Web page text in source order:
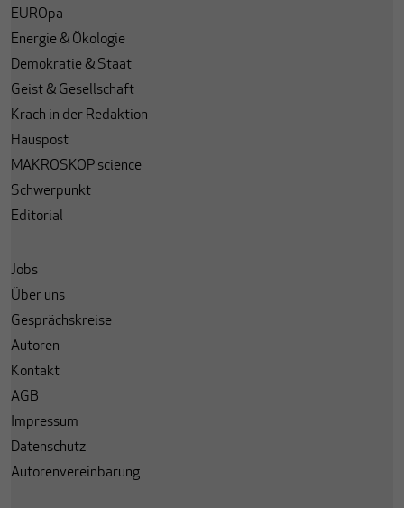
EUROpa
Energie & Ökologie
Demokratie & Staat
Geist & Gesellschaft
Krach in der Redaktion
Hauspost
MAKROSKOP science
Schwerpunkt
Editorial
Jobs
Über uns
Gesprächskreise
Autoren
Kontakt
AGB
Impressum
Datenschutz
Autorenvereinbarung